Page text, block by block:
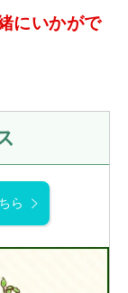
にいかがで
ら